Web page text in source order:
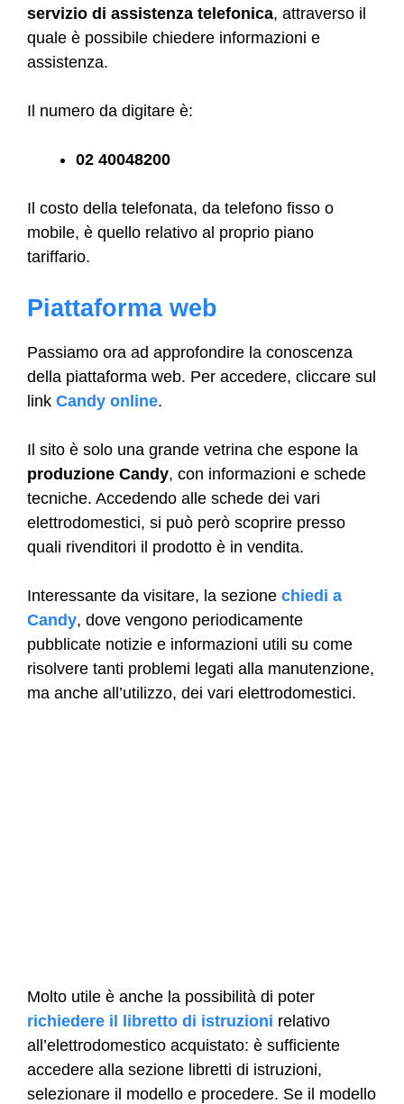
servizio di assistenza telefonica, attraverso il
quale è possibile chiedere informazioni e
assistenza.
Il numero da digitare è:
02 40048200
Il costo della telefonata, da telefono fisso o
mobile, è quello relativo al proprio piano
tariffario.
Piattaforma web
Passiamo ora ad approfondire la conoscenza
della piattaforma web. Per accedere, cliccare sul
link Candy online.
Il sito è solo una grande vetrina che espone la
produzione Candy, con informazioni e schede
tecniche. Accedendo alle schede dei vari
elettrodomestici, si può però scoprire presso
quali rivenditori il prodotto è in vendita.
Interessante da visitare, la sezione chiedi a
Candy, dove vengono periodicamente
pubblicate notizie e informazioni utili su come
risolvere tanti problemi legati alla manutenzione,
ma anche all’utilizzo, dei vari elettrodomestici.
Molto utile è anche la possibilità di poter
richiedere il libretto di istruzioni relativo
all’elettrodomestico acquistato: è sufficiente
accedere alla sezione libretti di istruzioni,
selezionare il modello e procedere. Se il modello